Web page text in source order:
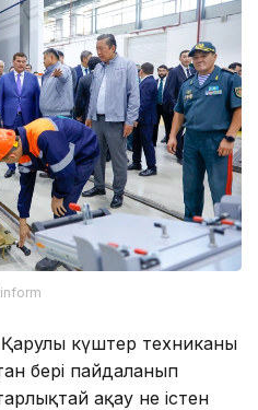
Қарулы күштер техниканы
бері пайдаланып
ақау не істен